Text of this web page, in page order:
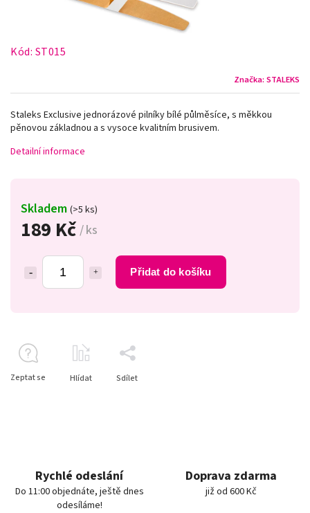
Kód: ST015
Značka: STALEKS
189 Kč / ks
Přidat do košíku
Skladem (>5 ks)
Staleks Exclusive jednorázové pilníky bílé půlměsíce, s měkkou
pěnovou základnou a s vysoce kvalitním brusivem.
Detailní informace
Zeptat se Hlídat Sdílet
Rychlé odeslání
Do 11:00 objednáte, ještě dnes
odesíláme!
Doprava zdarma
již od 600 Kč